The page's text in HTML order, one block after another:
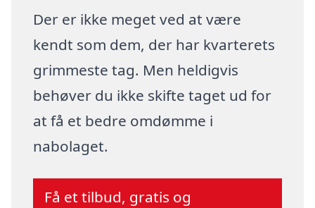
Der er ikke meget ved at være
kendt som dem, der har kvarterets
grimmeste tag. Men heldigvis
behøver du ikke skifte taget ud for
at få et bedre omdømme i
nabolaget.
Få et tilbud, gratis og